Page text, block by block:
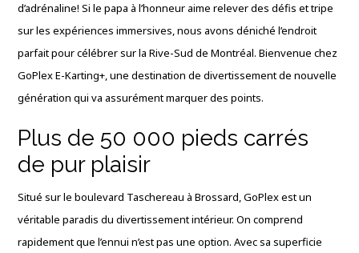
d’adrénaline! Si le papa à l’honneur aime relever des défis et tripe
sur les expériences immersives, nous avons déniché l’endroit
parfait pour célébrer sur la Rive-Sud de Montréal. Bienvenue chez
GoPlex E-Karting+, une destination de divertissement de nouvelle
génération qui va assurément marquer des points.
Plus de 50 000 pieds carrés
de pur plaisir
Situé sur le boulevard Taschereau à Brossard, GoPlex est un
véritable paradis du divertissement intérieur. On comprend
rapidement que l’ennui n’est pas une option. Avec sa superficie